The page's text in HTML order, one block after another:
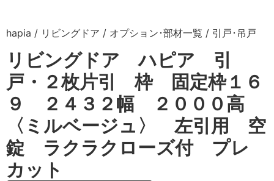
hapia / リビングドア / オプション･部材一覧 / 引戸･吊戸
リビングドア ハピア 引
戸・２枚片引 枠 固定枠１６
９ ２４３２幅 ２０００高
〈ミルベージュ〉 左引用 空
錠 ラクラクローズ付 プレ
カット